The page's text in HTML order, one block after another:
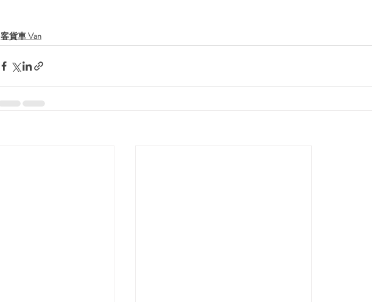
客貨車 Van